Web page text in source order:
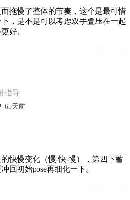
拖慢了整体的节奏，这个是最可惜
，是不是可以考虑双手叠压在一起
好。
指导
65天前
快慢变化（慢-快-慢），第四下蓄
回初始pose再细化一下。